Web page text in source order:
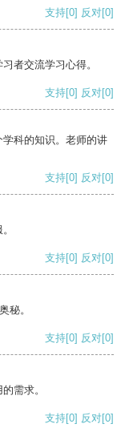
支持[0] 反对[0]
者交流学习心得。
支持[0] 反对[0]
科的知识。老师的讲
支持[0] 反对[0]
支持[0] 反对[0]
秘。
支持[0] 反对[0]
需求。
支持[0] 反对[0]